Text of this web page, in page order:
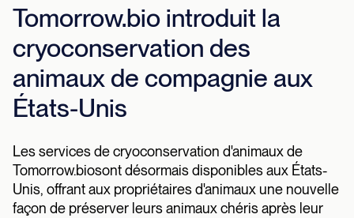
Tomorrow.bio introduit la
cryoconservation des
animaux de compagnie aux
États-Unis
Les services de cryoconservation d'animaux de
Tomorrow.biosont désormais disponibles aux États-
Unis, offrant aux propriétaires d'animaux une nouvelle
façon de préserver leurs animaux chéris après leur